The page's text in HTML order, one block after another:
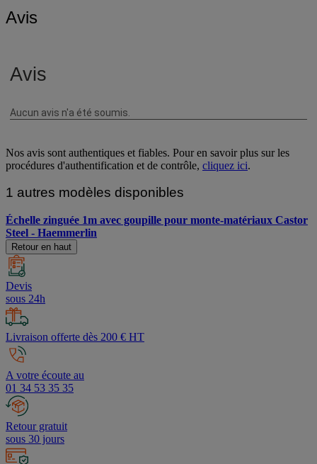
Avis
Nos avis sont authentiques et fiables. Pour en savoir plus sur les
procédures d'authentification et de contrôle, cliquez ici.
1 autres modèles disponibles
Échelle zinguée 1m avec goupille pour monte-matériaux Castor
Steel - Haemmerlin
Retour en haut
Devis
sous 24h
Livraison offerte dès 200 € HT
A votre écoute au
01 34 53 35 35
Retour gratuit
sous 30 jours